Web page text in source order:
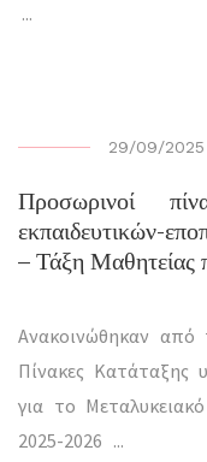
...
29/09/2025
Προσωρινοί
εκπαιδευτικών-
– Τάξη Μαθητείας
Ανακοινώθηκαν από
Πίνακες Κατάταξης
για το
2025-2026 ...